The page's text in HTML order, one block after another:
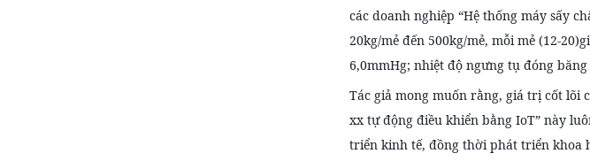
các doanh nghiệp “Hệ thống máy sấy
20kg/mẻ đến 500kg/mẻ, mỗi mẻ (12-
6,0mmHg; nhiệt độ ngưng tụ đóng băng
Tác giả mong muốn rằng, giá trị cốt lõi
xx tự động điều khiển bằng IoT” này
triển kinh tế, đồng thời phát triển khoa